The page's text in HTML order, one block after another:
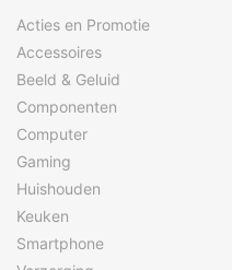
Acties en Promotie
Accessoires
Beeld & Geluid
Componenten
Computer
Gaming
Huishouden
Keuken
Smartphone